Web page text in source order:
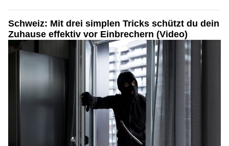
Schweiz: Mit drei simplen Tricks schützt du dein
Zuhause effektiv vor Einbrechern (Video)